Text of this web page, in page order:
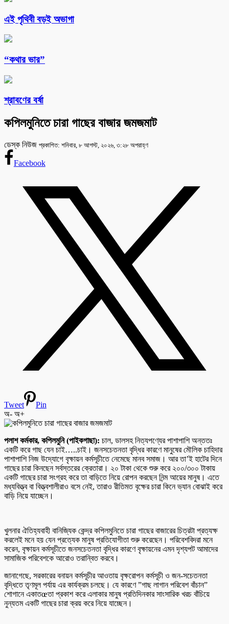
এই পৃথিবী বড়ই অভাগা
“কথার ভার”
শ্রাবণের বর্ষা
কপিলমুনিতে চারা গাছের বাজার জমজমাট
ডেস্ক নিউজ প্রকাশিত: শনিবার, ৮ আগস্ট, ২০২৬, ৩:২৮ অপরাহ্ণ
Facebook
Tweet
Pin
অ- অ+
পলাশ কর্মকার, কপিলমুনি (পাইকগাছা): চাল, ডালসহ নিত্যপণ্যের পাশাপাশি অন্ততঃ
একটি করে গাছ যেন চাই…..চাই। জনসচেতনতা বৃদ্ধির কারণে মানুষের মৌলিক চাহিদার
পাশাপাশি নিজ উদ্যোগে বৃক্ষায়ন কর্মসূচীতে নেমেছে মানব সমাজ। আর তা’ই হাটের দিনে
গাছের চারা কিনছেন সর্বস্তরের ক্রেতারা। ২০ টাকা থেকে শুরু করে ২০০/৩০০ টাকায়
একটি গাছের চারা সংগ্রহ করে তা বাড়িতে নিয়ে রোপন করছেন নিন্ম আয়ের মানুষ। এতে
মধ্যবিত্ত্ব বা বিত্ত্বশালীরাও বসে নেই, তারাও রীতিমত বৃক্ষের চারা কিনে ভ্যান বোঝাই করে
বাড়ি নিয়ে যাচ্ছেন।
খুলনার ঐতিহ্যবাহী বানিজ্যিক কেন্দ্র কপিলমুনিতে চারা গাছের বাজারের চিত্রটা প্রত্যক্ষ
করলেই মনে হয় যেন প্রত্যেক মানুষ প্রতিযোগীতা শুরু করেছেন। পরিবেশবিদরা মনে
করেন, বৃক্ষায়ন কর্মসূচীতে জনসচেতনতা বৃদ্ধির কারণে বৃক্ষায়নের এমন দৃশ্যপট আমাদের
সামাজিক পরিবেশকে আরোও তরান্বিত করবে।
জানাগেছে, সরকারের বনায়ন কর্মসূচীর আওতায় বৃক্ষরোপন কর্মসূচী ও জন-সচেতনতা
বৃদ্ধিতে তৃণমূল পর্যায় এর কার্যক্রম চলছে। যে কারণে ”গাছ লাগান পরিবেশ বাঁচান”
শোগানে একাতœতা প্রকাশ করে এলাকার মানুষ প্রতিদিনকার সাংসারিক খরচ বাঁচিয়ে
নুন্যতম একটি গাছের চারা ক্রয় করে নিয়ে যাচ্ছেন।